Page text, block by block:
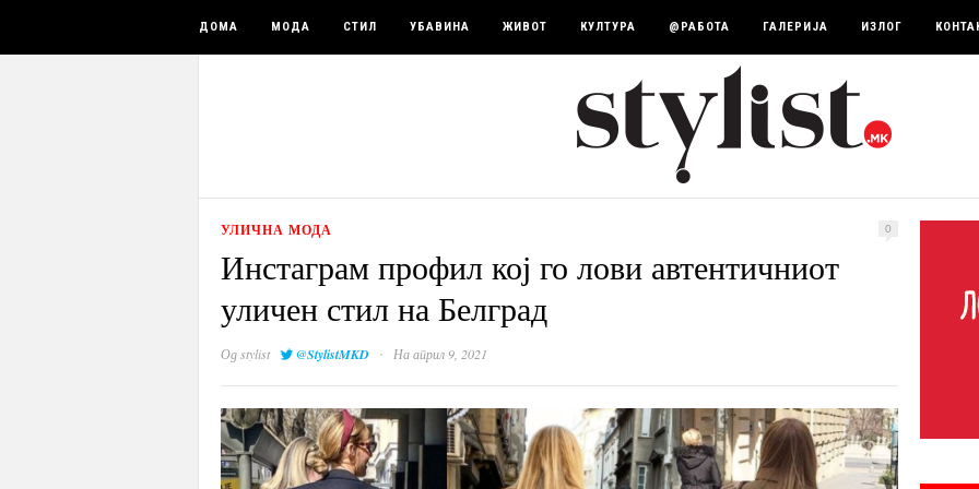
ДОМА МОДА СТИЛ УБАВИНА ЖИВОТ КУЛТУРА @РАБОТА ГАЛЕРИЈА ИЗЛОГ
УЛИЧНА МОДА 0
Инстаграм профил кој го лови автентичниот
уличен стил на Белград
Одstylist @StylistMKD · На април 9, 2021